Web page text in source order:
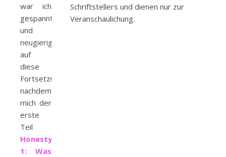
war ich
gespannt
und
neugierig
auf
diese
Fortsetzung,
nachdem
mich der
erste
Teil
Honesty
1: Was
Schriftstellers und dienen nur zur
Veranschaulichung.